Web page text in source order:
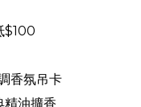
$100
香氛吊卡
油擴香